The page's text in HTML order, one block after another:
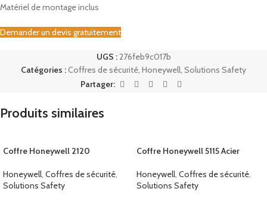
Matériel de montage inclus
Demander un devis gratuitement
UGS :276feb9c017b
Catégories :Coffres de sécurité Honeywell Solutions Safety
Partager:
Produits similaires
Coffre Honeywell 2120
Honeywell, Coffres de sécurité,
Solutions Safety
Coffre Honeywell 5115 Acier
Honeywell Coffres de sécurité
Solutions Safety